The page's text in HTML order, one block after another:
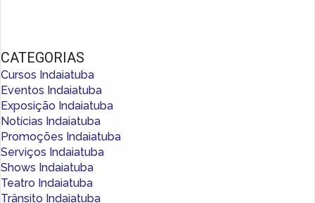
CATEGORIAS
Cursos Indaiatuba
Eventos Indaiatuba
Exposição Indaiatuba
Notícias Indaiatuba
Promoções Indaiatuba
Serviços Indaiatuba
Shows Indaiatuba
Teatro Indaiatuba
Trânsito Indaiatuba